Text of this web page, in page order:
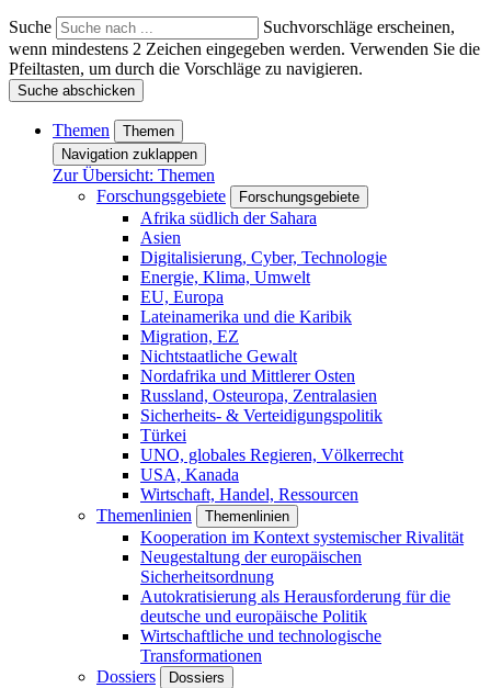
Suche
Suchvorschläge erscheinen,
wenn mindestens 2 Zeichen eingegeben werden. Verwenden Sie die
Pfeiltasten, um durch die Vorschläge zu navigieren.
Suche abschicken
Themen
Themen
Navigation zuklappen
Zur Übersicht: Themen
Forschungsgebiete
Forschungsgebiete
Afrika südlich der Sahara
Asien
Digitalisierung, Cyber, Technologie
Energie, Klima, Umwelt
EU, Europa
Lateinamerika und die Karibik
Migration, EZ
Nichtstaatliche Gewalt
Nordafrika und Mittlerer Osten
Russland, Osteuropa, Zentralasien
Sicherheits- & Verteidigungspolitik
Türkei
UNO, globales Regieren, Völkerrecht
USA, Kanada
Wirtschaft, Handel, Ressourcen
Themenlinien
Themenlinien
Kooperation im Kontext systemischer Rivalität
Neugestaltung der europäischen
Sicherheitsordnung
Autokratisierung als Herausforderung für die
deutsche und europäische Politik
Wirtschaftliche und technologische
Transformationen
Dossiers
Dossiers